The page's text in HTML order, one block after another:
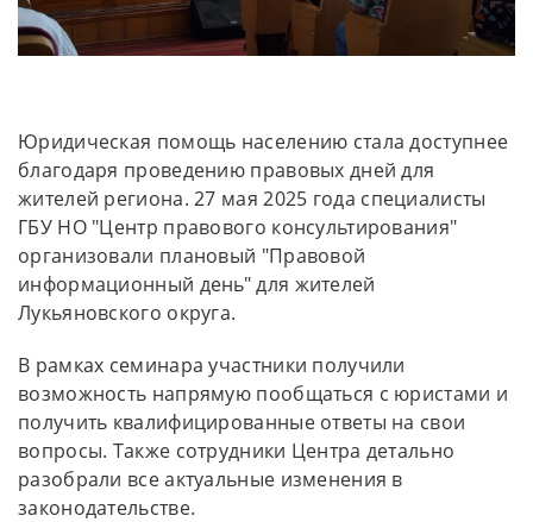
Юридическая помощь населению стала доступнее
благодаря проведению правовых дней для
жителей региона. 27 мая 2025 года специалисты
ГБУ НО "Центр правового консультирования"
организовали плановый "Правовой
информационный день" для жителей
Лукьяновского округа.
В рамках семинара участники получили
возможность напрямую пообщаться с юристами и
получить квалифицированные ответы на свои
вопросы. Также сотрудники Центра детально
разобрали все актуальные изменения в
законодательстве.